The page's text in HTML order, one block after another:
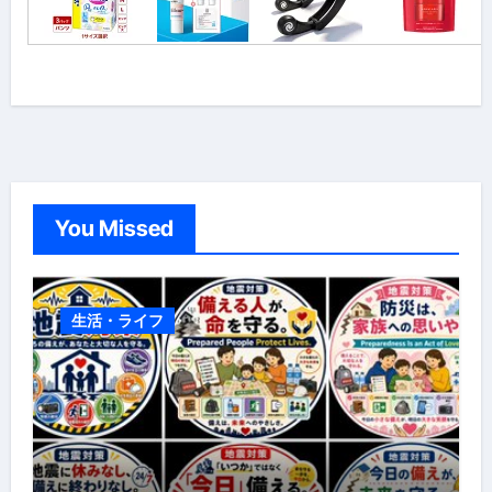
You Missed
生活・ライフ